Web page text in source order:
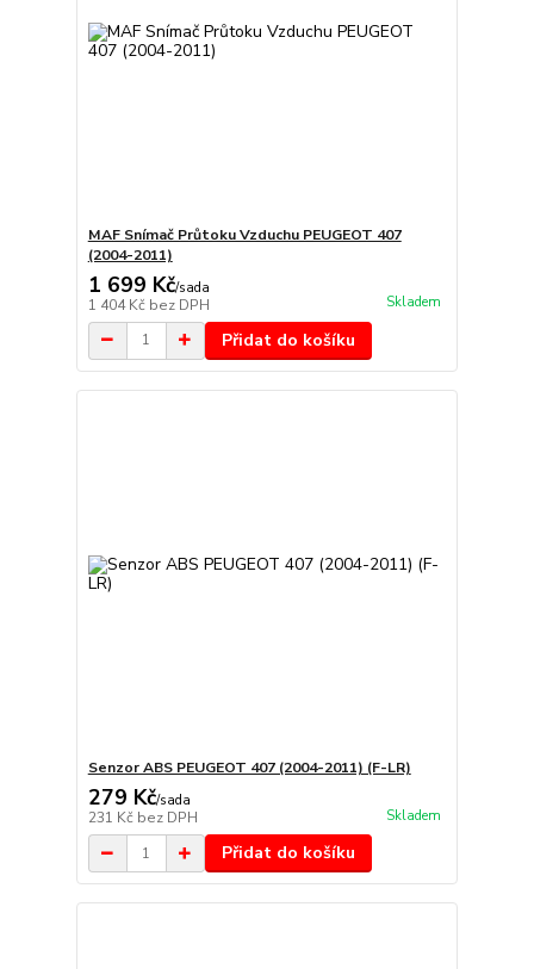
MAF Snímač Průtoku Vzduchu PEUGEOT 407
(2004-2011)
1 699 Kč/sada
1 404 Kč bez DPH Skladem
Přidat do košíku
Senzor ABS PEUGEOT 407 (2004-2011) (F-LR)
279 Kč/sada
231 Kč bez DPH Skladem
Přidat do košíku